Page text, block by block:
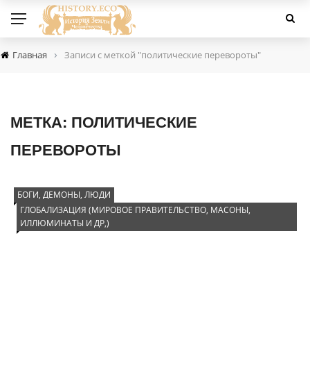
Главная › Записи с меткой "политические перевороты"
МЕТКА: ПОЛИТИЧЕСКИЕ
ПЕРЕВОРОТЫ
БОГИ, ДЕМОНЫ, ЛЮДИ
ГЛОБАЛИЗАЦИЯ (МИРОВОЕ ПРАВИТЕЛЬСТВО, МАСОНЫ,
ИЛЛЮМИНАТЫ И ДР,)